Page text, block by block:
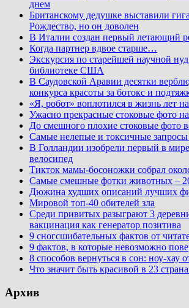
днем
Британскому дедушке выставили
Рождество, но он доволен
В Италии создан первый летающий
Когда партнер вдвое старше…
Экскурсия по старейшей научной
библиотеке США
В Саудовской Аравии десятки
конкурса красоты за ботокс и
«Я, робот» воплотился в жизнь лет
Ужасно прекрасные стоковые фото
До смешного плохие стоковые фото
Самые нелепые и токсичные
В Голландии изобрели первый в
велосипед
Тикток мамы-босоножки собрал
Самые смешные фотки животных –
Дюжина худших описаний лучших
Мировой топ-40 обителей зла
Среди привитых разыграют 3
вакцинация как генератор позитива
9 сногсшибательных фактов от
9 фактов, в которые невозможно
8 способов вернуться в сон: ноу-хау
Что значит быть красивой в 23
Архив